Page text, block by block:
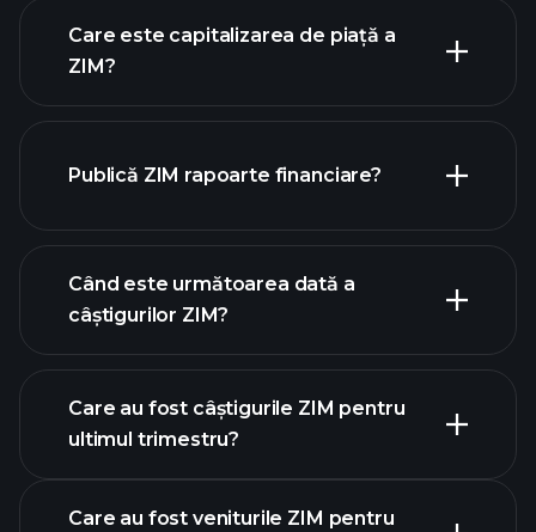
Care este capitalizarea de piață a
ZIM?
lista noastră de acțiuni
Publică ZIM rapoarte financiare?
finanțele ZIM
Când este următoarea dată a
câștigurilor ZIM?
Care au fost câștigurile ZIM pentru
ultimul trimestru?
Care au fost veniturile ZIM pentru